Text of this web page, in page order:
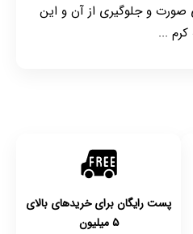
صورت و جلوگیری از آن و این
کرم ...
پست رایگان برای خریدهای بالای
۵ میلیون